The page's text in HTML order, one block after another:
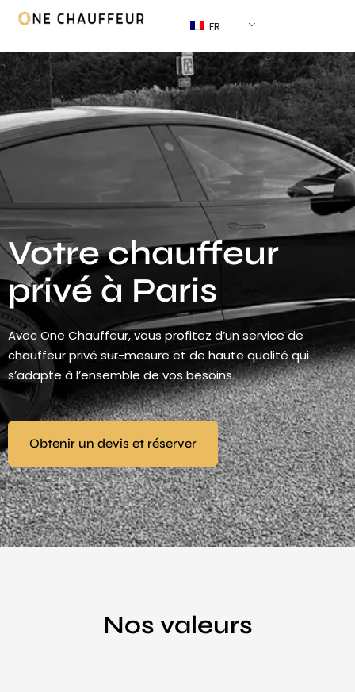
FR
Votre chauffeur
privé à Paris
Avec One Chauffeur, vous profitez d’un service de
chauffeur privé sur-mesure et de haute qualité qui
s’adapte à l’ensemble de vos besoins.
Obtenir un devis et réserver
Nos valeurs